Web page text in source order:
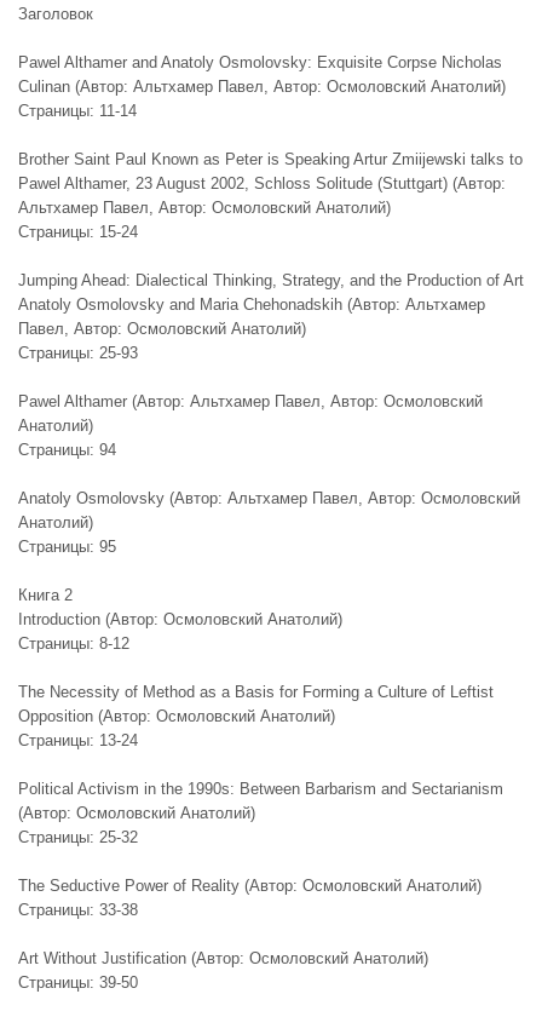
Заголовок
Pawel Althamer and Anatoly Osmolovsky: Exquisite Corpse Nicholas
Culinan (Автор: Альтхамер Павел, Автор: Осмоловский Анатолий)
Страницы: 11-14
Brother Saint Paul Known as Peter is Speaking Artur Zmiijewski talks to
Pawel Althamer, 23 August 2002, Schloss Solitude (Stuttgart) (Автор:
Альтхамер Павел, Автор: Осмоловский Анатолий)
Страницы: 15-24
Jumping Ahead: Dialectical Thinking, Strategy, and the Production of Art
Anatoly Osmolovsky and Maria Chehonadskih (Автор: Альтхамер
Павел, Автор: Осмоловский Анатолий)
Страницы: 25-93
Pawel Althamer (Автор: Альтхамер Павел, Автор: Осмоловский
Анатолий)
Страницы: 94
Anatoly Osmolovsky (Автор: Альтхамер Павел, Автор: Осмоловский
Анатолий)
Страницы: 95
Книга 2
Introduction (Автор: Осмоловский Анатолий)
Страницы: 8-12
The Necessity of Method as a Basis for Forming a Culture of Leftist
Opposition (Автор: Осмоловский Анатолий)
Страницы: 13-24
Political Activism in the 1990s: Between Barbarism and Sectarianism
(Автор: Осмоловский Анатолий)
Страницы: 25-32
The Seductive Power of Reality (Автор: Осмоловский Анатолий)
Страницы: 33-38
Art Without Justification (Автор: Осмоловский Анатолий)
Страницы: 39-50